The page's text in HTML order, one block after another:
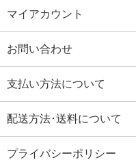
マイアカウント
お問い合わせ
支払い方法について
配送方法･送料について
プライバシーポリシー